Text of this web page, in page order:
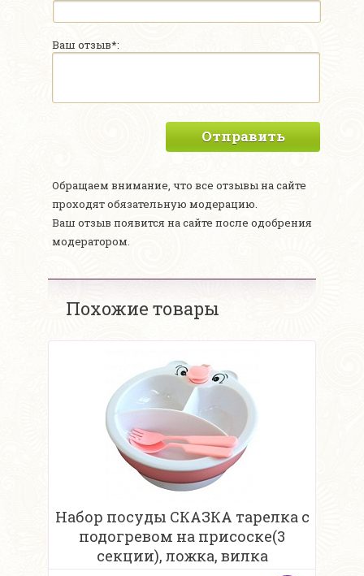
Ваш отзыв*:
Отправить
Обращаем внимание, что все отзывы на сайте
проходят обязательную модерацию.
Ваш отзыв появится на сайте после одобрения
модератором.
Похожие товары
Набор посуды СКАЗКА тарелка с
подогревом на присоске(3
секции), ложка, вилка